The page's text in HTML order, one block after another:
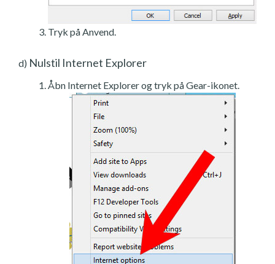
Tryk på Anvend.
d) Nulstil Internet Explorer
Åbn Internet Explorer og tryk på Gear-ikonet.